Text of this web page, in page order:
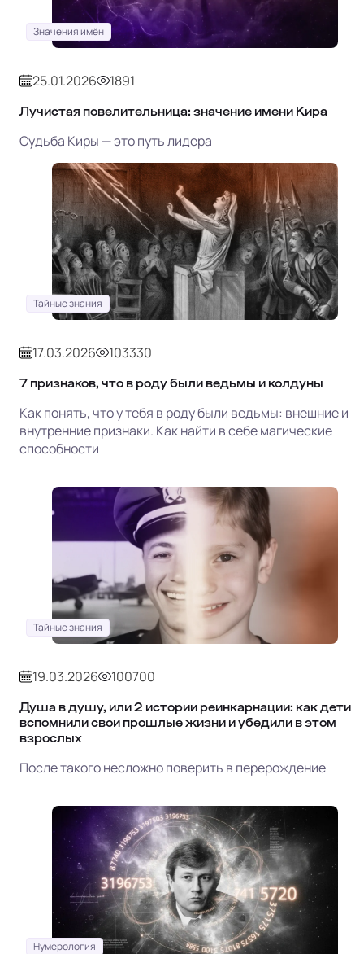
Значения имён
25.01.2026 1891
Лучистая повелительница: значение имени Кира
Судьба Киры — это путь лидера
Тайные знания
17.03.2026 103330
7 признаков, что в роду были ведьмы и колдуны
Как понять, что у тебя в роду были ведьмы: внешние и
внутренние признаки. Как найти в себе магические
способности
Тайные знания
19.03.2026 100700
Душа в душу, или 2 истории реинкарнации: как дети
вспомнили свои прошлые жизни и убедили в этом
взрослых
После такого несложно поверить в перерождение
Нумерология